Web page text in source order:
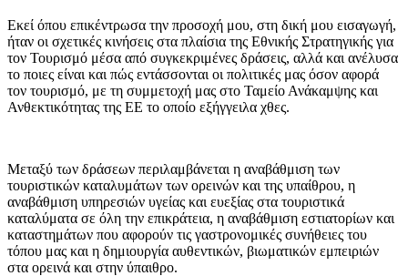
Εκεί όπου επικέντρωσα την προσοχή μου, στη δική μου εισαγωγή,
ήταν οι σχετικές κινήσεις στα πλαίσια της Εθνικής Στρατηγικής για
τον Τουρισμό μέσα από συγκεκριμένες δράσεις, αλλά και ανέλυσα
το ποιες είναι και πώς εντάσσονται οι πολιτικές μας όσον αφορά
τον τουρισμό, με τη συμμετοχή μας στο Ταμείο Ανάκαμψης και
Ανθεκτικότητας της ΕΕ το οποίο εξήγγειλα χθες.
Μεταξύ των δράσεων περιλαμβάνεται η αναβάθμιση των
τουριστικών καταλυμάτων των ορεινών και της υπαίθρου, η
αναβάθμιση υπηρεσιών υγείας και ευεξίας στα τουριστικά
καταλύματα σε όλη την επικράτεια, η αναβάθμιση εστιατορίων και
καταστημάτων που αφορούν τις γαστρονομικές συνήθειες του
τόπου μας και η δημιουργία αυθεντικών, βιωματικών εμπειριών
στα ορεινά και στην ύπαιθρο.